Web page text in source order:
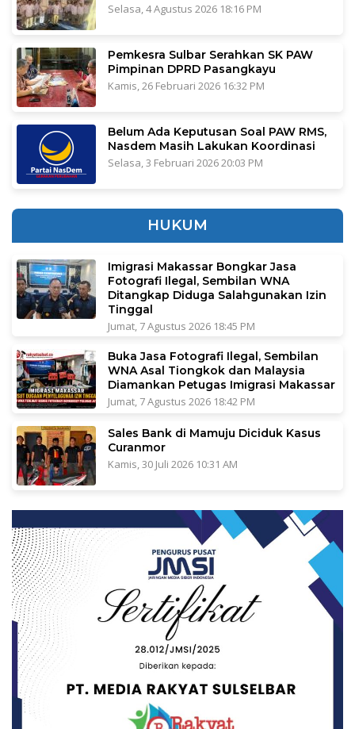
Selasa, 4 Agustus 2026 18:16 PM
Pemkesra Sulbar Serahkan SK PAW
Pimpinan DPRD Pasangkayu
Kamis, 26 Februari 2026 16:32 PM
Belum Ada Keputusan Soal PAW RMS,
Nasdem Masih Lakukan Koordinasi
Selasa, 3 Februari 2026 20:03 PM
HUKUM
Imigrasi Makassar Bongkar Jasa
Fotografi Ilegal, Sembilan WNA
Ditangkap Diduga Salahgunakan Izin
Tinggal
Jumat, 7 Agustus 2026 18:45 PM
Buka Jasa Fotografi Ilegal, Sembilan
WNA Asal Tiongkok dan Malaysia
Diamankan Petugas Imigrasi Makassar
Jumat, 7 Agustus 2026 18:42 PM
Sales Bank di Mamuju Diciduk Kasus
Curanmor
Kamis, 30 Juli 2026 10:31 AM